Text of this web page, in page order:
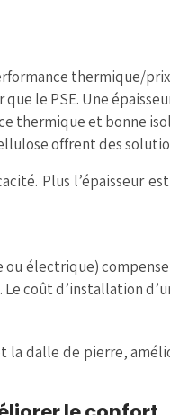
thermique/
le PSE. Une
thermique et bonne
offrent des
Plus
électrique)
coût d’installation
la dalle de pierre,